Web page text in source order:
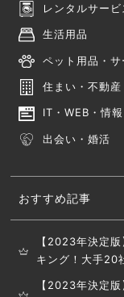
レンタルサービ
生活用品
ペット用品・サ
住まい・不動産
IT・WEB・情報
出会い・婚活
おすすめ記事
【2023年決定
キング！大手20
【2023年決定